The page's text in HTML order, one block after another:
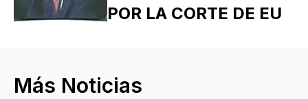
POR LA CORTE DE EU
Más Noticias